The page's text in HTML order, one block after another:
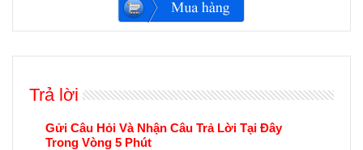
Trả lời
Gửi Câu Hỏi Và Nhận Câu Trả Lời Tại Đây
Trong Vòng 5 Phút